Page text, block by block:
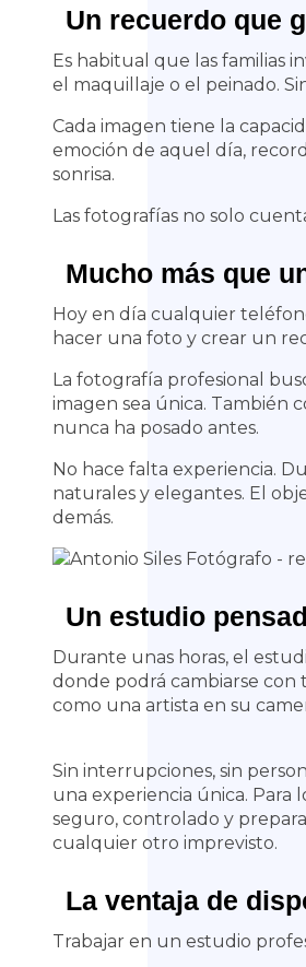
Un recuerdo que
Es habitual que las familias
el maquillaje o el peinado.
Cada imagen tiene la
emoción de aquel día,
sonrisa.
Las fotografías no solo
Mucho más que
Hoy en día cualquier
hacer una foto y crear un
La fotografía profesional
imagen sea única. También
nunca ha posado antes.
No hace falta experiencia.
naturales y elegantes. El
demás.
Un estudio
Durante unas horas, el
donde podrá cambiarse con
como una artista en su
Sin interrupciones, sin
una experiencia única.
seguro, controlado y
cualquier otro imprevisto.
La ventaja de
Trabajar en un estudio